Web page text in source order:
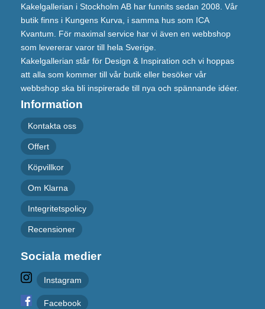
Kakelgallerian i Stockholm AB har funnits sedan 2008. Vår
butik finns i Kungens Kurva, i samma hus som ICA
Kvantum. För maximal service har vi även en webbshop
som levererar varor till hela Sverige.
Kakelgallerian står för Design & Inspiration och vi hoppas
att alla som kommer till vår butik eller besöker vår
webbshop ska bli inspirerade till nya och spännande idéer.
Information
Kontakta oss
Offert
Köpvillkor
Om Klarna
Integritetspolicy
Recensioner
Sociala medier
Instagram
Facebook